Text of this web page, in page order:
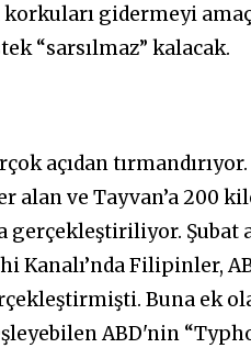
gidermeyi
“sarsılmaz” kalacak.
açıdan tırmandırıyor.
alan ve Tayvan’a 200
gerçekleştiriliyor.
Kanalı’nda Filipinler,
Buna ek
ABD'nin